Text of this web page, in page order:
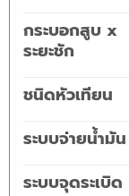
กระบอกสูบ x
ระยะชัก
ชนิดหัวเทียน
ระบบจ่ายน้ำมัน
ระบบจุดระเบิด